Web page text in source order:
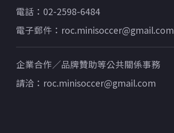
電話：02-2598-6484
電子郵件：roc.minisoccer@gmail.com
企業合作／品牌贊助等公共關係事務
請洽：roc.minisoccer@gmail.com